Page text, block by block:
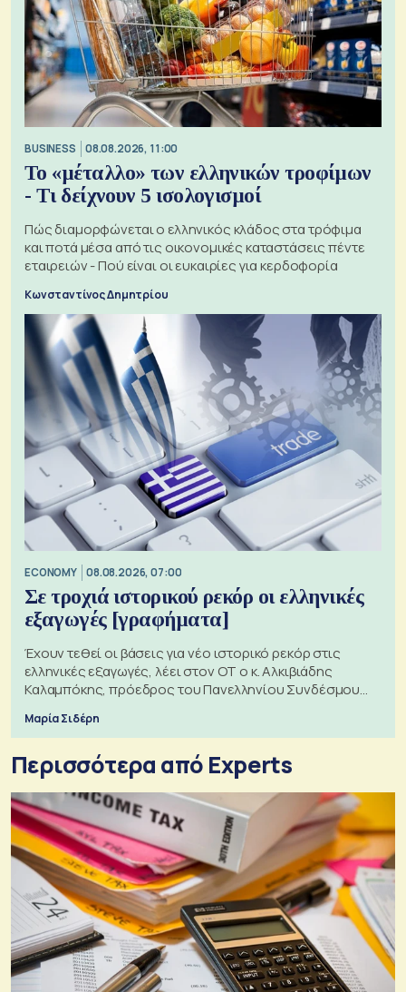
BUSINESS 08.08.2026, 11:00
Το «μέταλλο» των ελληνικών τροφίμων
- Τι δείχνουν 5 ισολογισμοί
Πώς διαμορφώνεται ο ελληνικός κλάδος στα τρόφιμα
και ποτά μέσα από τις οικονομικές καταστάσεις πέντε
εταιρειών - Πού είναι οι ευκαιρίες για κερδοφορία
Κωνσταντίνος Δημητρίου
ECONOMY 08.08.2026, 07:00
Σε τροχιά ιστορικού ρεκόρ οι ελληνικές
εξαγωγές [γραφήματα]
Έχουν τεθεί οι βάσεις για νέο ιστορικό ρεκόρ στις
ελληνικές εξαγωγές, λέει στον ΟΤ ο κ. Αλκιβιάδης
Καλαμπόκης, πρόεδρος του Πανελληνίου Συνδέσμου
Μαρία Σιδέρη
Περισσότερα από Experts